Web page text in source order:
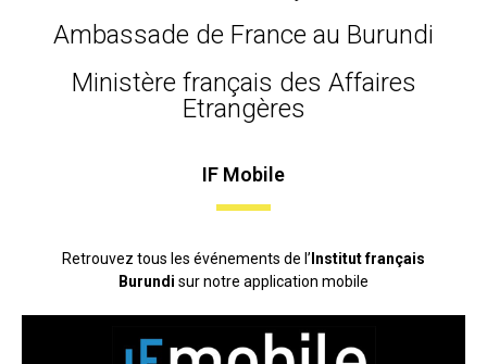
Ambassade de France au Burundi
Ministère français des Affaires
Etrangères
IF Mobile
Retrouvez tous les événements de l’ Institut français
Burundi sur notre application mobile